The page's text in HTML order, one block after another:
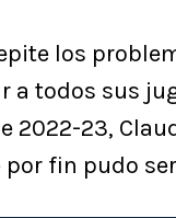
los
a todos sus
2022-23,
fin pudo